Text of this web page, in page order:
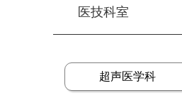
超声医学科
医技科室